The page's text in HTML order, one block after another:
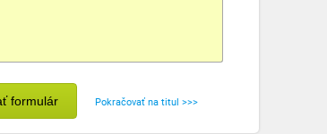
formulár Pokračovať na titul >>>